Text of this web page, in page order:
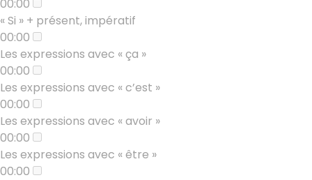
00:00
« Si » + présent, impératif
00:00
Les expressions avec « ça »
00:00
Les expressions avec « c’est »
00:00
Les expressions avec « avoir »
00:00
Les expressions avec « être »
00:00